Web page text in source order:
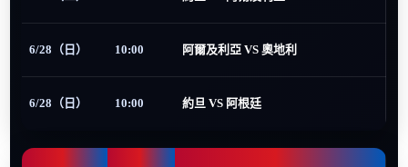
6/28（日） 10:00 阿爾及利亞 VS 奧地利
6/28（日） 10:00 約旦 VS 阿根廷